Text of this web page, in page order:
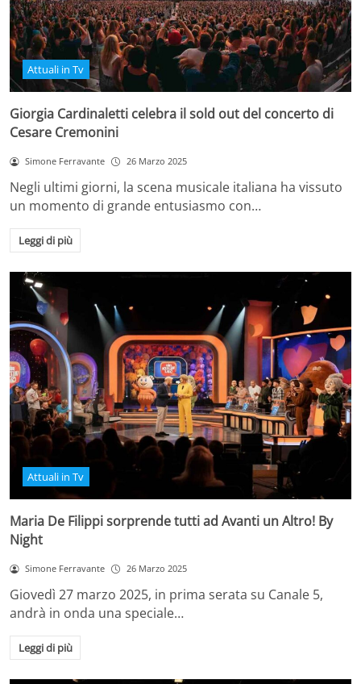
Attuali in Tv
Giorgia Cardinaletti celebra il sold out del concerto di
Cesare Cremonini
Simone Ferravante 26 Marzo 2025
Negli ultimi giorni, la scena musicale italiana ha vissuto
un momento di grande entusiasmo con…
Leggi di più
Attuali in Tv
Maria De Filippi sorprende tutti ad Avanti un Altro! By
Night
Simone Ferravante 26 Marzo 2025
Giovedì 27 marzo 2025, in prima serata su Canale 5,
andrà in onda una speciale…
Leggi di più